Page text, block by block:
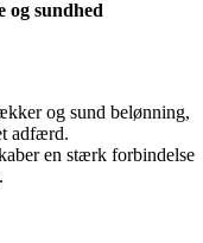
og sundhed
og sund belønning,
adfærd.
en stærk forbindelse